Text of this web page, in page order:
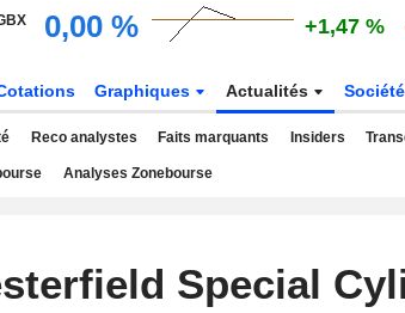
0,00 % +1,47 %
Graphiques Actualités Société
Reco analystes Faits marquants Insiders
Analyses Zonebourse
Special